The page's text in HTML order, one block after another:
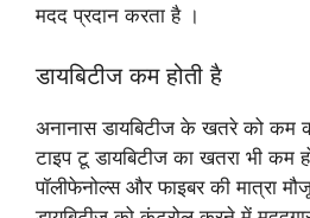
मदद प्रदान करता है ।
डायबिटीज कम होती है
अनानास डायबिटीज के खतरे को
टाइप टू डायबिटीज का खतरा भी कम
पॉलीफेनोल्स और फाइबर की मात्रा